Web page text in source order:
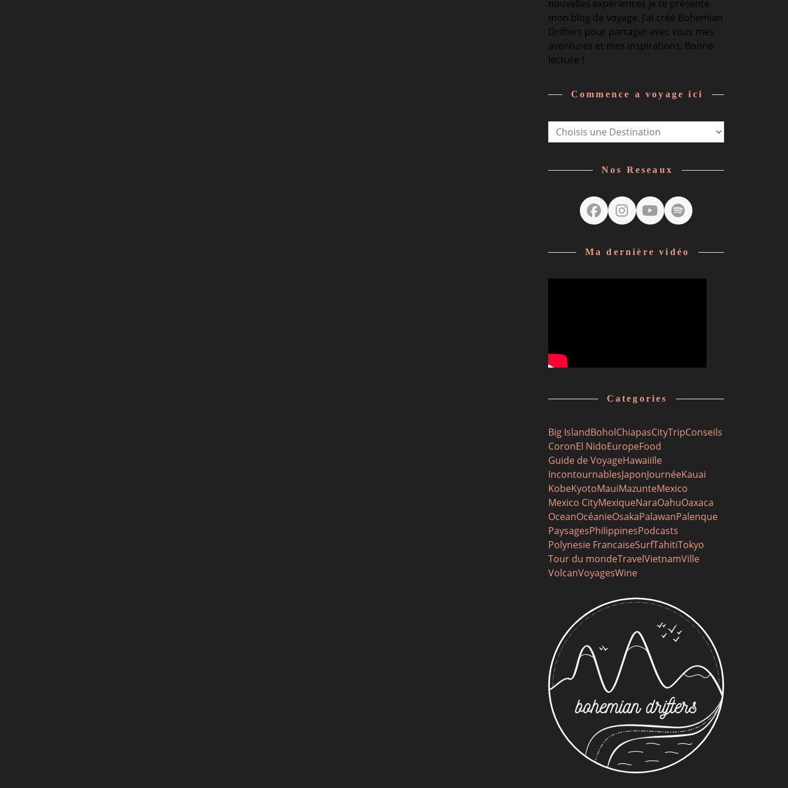
nouvelles expériences je te présente
mon blog de voyage. J’ai créé Bohemian
Drifters pour partager avec vous mes
aventures et mes inspirations. Bonne
lecture !
Commence a voyage ici
Nos Reseaux
Facebook
Instagram
YouTube
Spotify
Ma dernière vidéo
Categories
Big IslandBoholChiapasCityTripConseils
CoronEl NidoEuropeFood
Guide de VoyageHawaiiIle
IncontournablesJaponJournéeKauai
KobeKyotoMauiMazunteMexico
Mexico CityMexiqueNaraOahuOaxaca
OceanOcéanieOsakaPalawanPalenque
PaysagesPhilippinesPodcasts
Polynesie FrancaiseSurfTahitiTokyo
Tour du mondeTravelVietnamVille
VolcanVoyagesWine